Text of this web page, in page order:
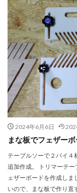
2024年6月6日
まな板でフェザー
テーブルソーで２バイ４
追加作成。 トリマーテ
ェザーボードを作成し
いので、まな板で作り直